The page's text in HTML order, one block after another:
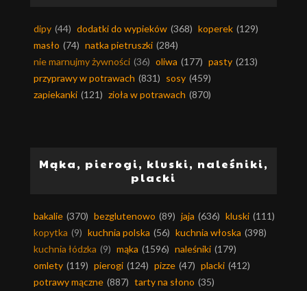
dipy (44) dodatki do wypieków (368) koperek (129)
masło (74) natka pietruszki (284)
nie marnujmy żywności (36) oliwa (177) pasty (213)
przyprawy w potrawach (831) sosy (459)
zapiekanki (121) zioła w potrawach (870)
Mąka, pierogi, kluski, naleśniki,
placki
bakalie (370) bezglutenowo (89) jaja (636) kluski (111)
kopytka (9) kuchnia polska (56) kuchnia włoska (398)
kuchnia łódzka (9) mąka (1596) naleśniki (179)
omlety (119) pierogi (124) pizze (47) placki (412)
potrawy mączne (887) tarty na słono (35)